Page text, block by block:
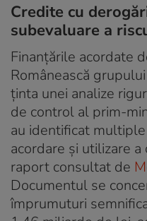
Credite cu
subevaluare a
Finanțările acordate
Românească
ținta unei analize
de control al prim-
au identificat
acordare și utilizare
raport consultat de
Documentul se
împrumuturi